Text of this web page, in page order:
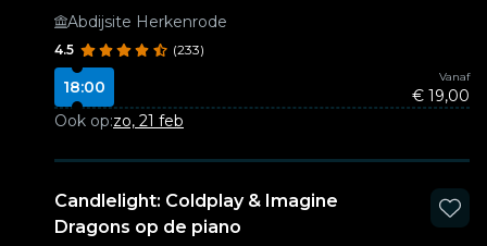
Abdijsite Herkenrode
4.5 (233)
18:00
Vanaf
€ 19,00
Ook op:zo, 21 feb
Candlelight: Coldplay & Imagine
Dragons op de piano